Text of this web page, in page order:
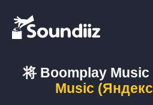
将 Boomplay Music
Music